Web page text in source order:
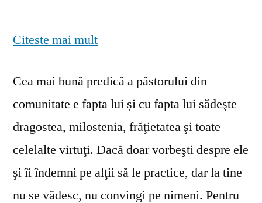
Citeste mai mult
Cea mai bună predică a păstorului din
comunitate e fapta lui şi cu fapta lui sădeşte
dragostea, milostenia, frăţietatea şi toate
celelalte virtuţi. Dacă doar vorbeşti despre ele
şi îi îndemni pe alţii să le practice, dar la tine
nu se vă­desc, nu convingi pe nimeni. Pentru